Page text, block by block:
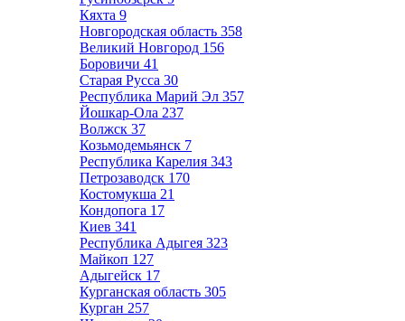
Кяхта 9
Новгородская область 358
Великий Новгород 156
Боровичи 41
Старая Русса 30
Республика Марий Эл 357
Йошкар-Ола 237
Волжск 37
Козьмодемьянск 7
Республика Карелия 343
Петрозаводск 170
Костомукша 21
Кондопога 17
Киев 341
Республика Адыгея 323
Майкоп 127
Адыгейск 17
Курганская область 305
Курган 257